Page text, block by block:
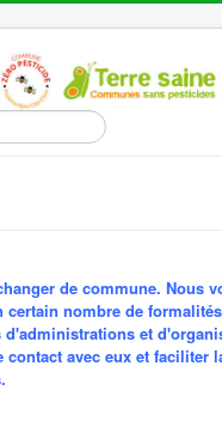
de commune. Nous
certain nombre de
d'administrations et
contact avec eux et faciliter